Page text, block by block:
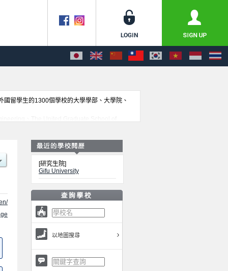
留學生的1300個學校的大學學部、大學院、
[研究生院]
Gifu University
以地圖搜尋